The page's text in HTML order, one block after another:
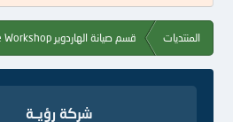
م
المنتديات قسم صيانة الهاردوير hardware Workshop
شركة رؤيــة